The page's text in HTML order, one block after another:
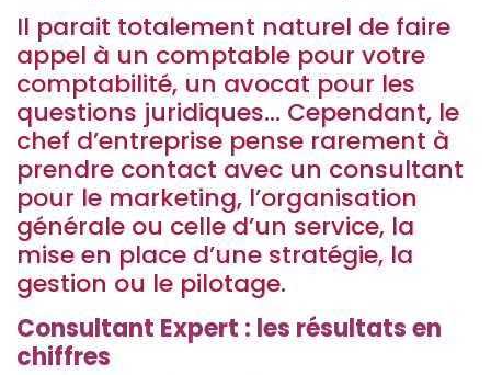
Il parait totalement naturel de faire
appel à un comptable pour votre
comptabilité, un avocat pour les
questions juridiques… Cependant, le
chef d’entreprise pense rarement à
prendre contact avec un consultant
pour le marketing, l’organisation
générale ou celle d’un service, la
mise en place d’une stratégie, la
gestion ou le pilotage.
Consultant Expert : les résultats en
chiffres